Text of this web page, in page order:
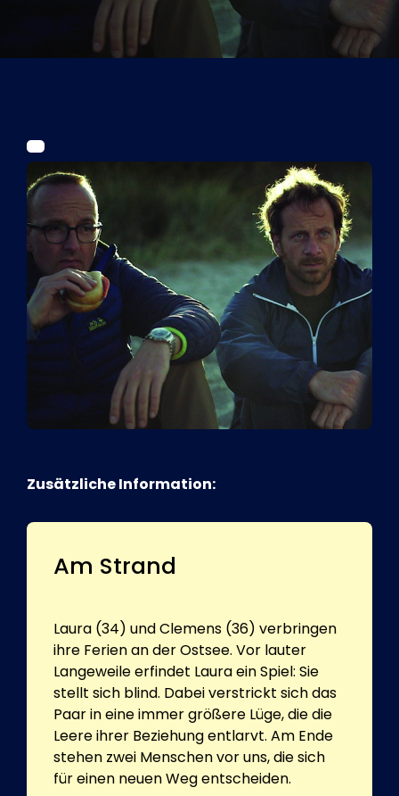
Kurier Romy 2026
Zusätzliche Information:
Am Strand
Laura (34) und Clemens (36) verbringen
ihre Ferien an der Ostsee. Vor lauter
Langeweile erfindet Laura ein Spiel: Sie
stellt sich blind. Dabei verstrickt sich das
Paar in eine immer größere Lüge, die die
Leere ihrer Beziehung entlarvt. Am Ende
stehen zwei Menschen vor uns, die sich
für einen neuen Weg entscheiden.